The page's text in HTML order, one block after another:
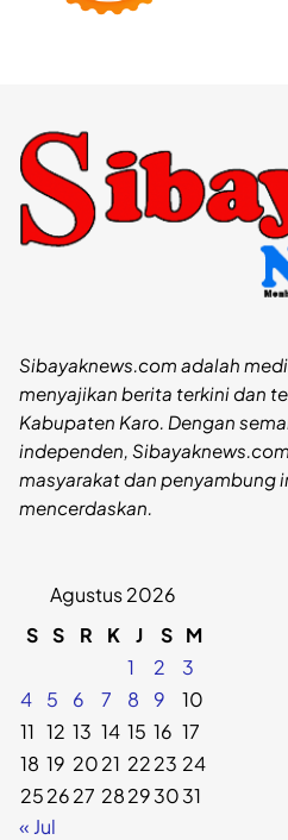
Sibayaknews.com adalah
menyajikan berita terkini dan
Kabupaten Karo. Dengan
independen,
masyarakat dan penyambung
mencerdaskan.
Agustus 2026
S S R K J S M
1
2
3
4
5 6 7 8 9
10
11 12 13 14 15 16 17
18 19 2021 2223 24
252627 28293031
« Jul